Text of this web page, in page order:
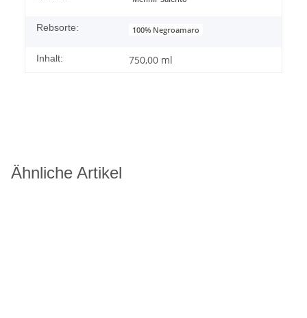
Rebsorte: 100% Negroamaro
Inhalt: 750,00 ml
Ähnliche Artikel